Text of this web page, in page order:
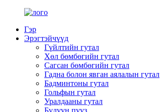
Гэр
Эрэгтэйчүүд
Гүйлтийн гутал
Хөл бөмбөгийн гутал
Сагсан бөмбөгийн гутал
Гадна болон явган аялалын гутал
Бадминтоны гутал
Гольфын гутал
Уралдааны гутал
Бүдүүн пүүз